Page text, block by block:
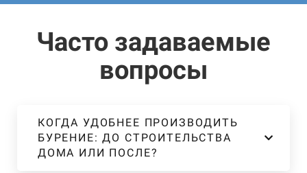
Часто задаваемые
вопросы
КОГДА УДОБНЕЕ ПРОИЗВОДИТЬ
БУРЕНИЕ: ДО СТРОИТЕЛЬСТВА
ДОМА ИЛИ ПОСЛЕ?